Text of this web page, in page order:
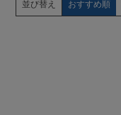
並び替え おすすめ順